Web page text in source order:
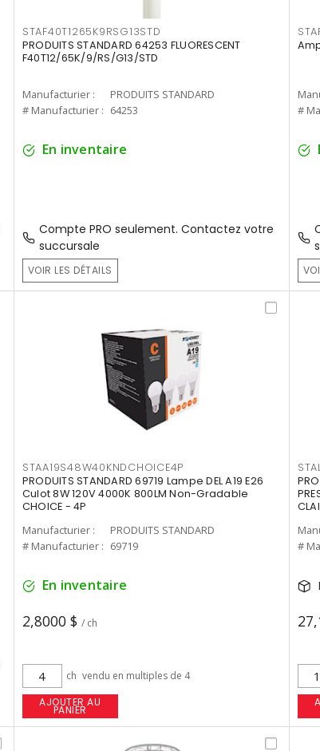
STAF40T1265K9RSG13STD
PRODUITS STANDARD 64253 FLUORESCENT
F40T12/65K/9/RS/G13/STD
Manufacturier :
PRODUITS STANDARD
# Manufacturier : 64253
En inventaire
Compte PRO seulement. Contactez votre
succursale
VOIR LES DÉTAILS
#
STAA19S48W40KNDCHOICE4P
PRODUITS STANDARD 69719 Lampe DEL A19 E26
Culot 8W 120V 4000K 800LM Non-Gradable
CHOICE - 4P
Manufacturier :
PRODUITS STANDARD
# Manufacturier : 69719
En inventaire
2,8000 $ / ch
ch vendu en multiples de 4
AJOUTER AU
PANIER
#